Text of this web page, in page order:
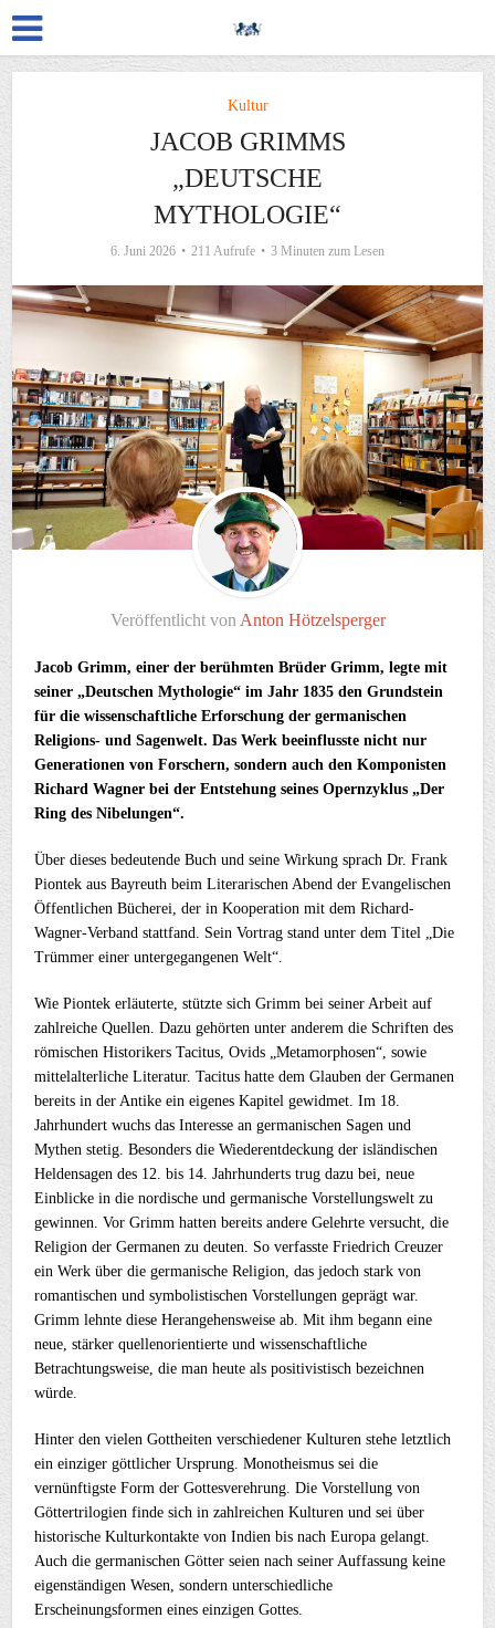
Kultur
JACOB GRIMMS
„DEUTSCHE
MYTHOLOGIE“
6. Juni 2026 211 Aufrufe 3 Minuten zum Lesen
Veröffentlicht von Anton Hötzelsperger
Jacob Grimm, einer der berühmten Brüder Grimm, legte mit
seiner „Deutschen Mythologie“ im Jahr 1835 den Grundstein
für die wissenschaftliche Erforschung der germanischen
Religions- und Sagenwelt. Das Werk beeinflusste nicht nur
Generationen von Forschern, sondern auch den Komponisten
Richard Wagner bei der Entstehung seines Opernzyklus „Der
Ring des Nibelungen“.
Über dieses bedeutende Buch und seine Wirkung sprach Dr. Frank
Piontek aus Bayreuth beim Literarischen Abend der Evangelischen
Öffentlichen Bücherei, der in Kooperation mit dem Richard-
Wagner-Verband stattfand. Sein Vortrag stand unter dem Titel „Die
Trümmer einer untergegangenen Welt“.
Wie Piontek erläuterte, stützte sich Grimm bei seiner Arbeit auf
zahlreiche Quellen. Dazu gehörten unter anderem die Schriften des
römischen Historikers Tacitus, Ovids „Metamorphosen“, sowie
mittelalterliche Literatur. Tacitus hatte dem Glauben der Germanen
bereits in der Antike ein eigenes Kapitel gewidmet. Im 18.
Jahrhundert wuchs das Interesse an germanischen Sagen und
Mythen stetig. Besonders die Wiederentdeckung der isländischen
Heldensagen des 12. bis 14. Jahrhunderts trug dazu bei, neue
Einblicke in die nordische und germanische Vorstellungswelt zu
gewinnen. Vor Grimm hatten bereits andere Gelehrte versucht, die
Religion der Germanen zu deuten. So verfasste Friedrich Creuzer
ein Werk über die germanische Religion, das jedoch stark von
romantischen und symbolistischen Vorstellungen geprägt war.
Grimm lehnte diese Herangehensweise ab. Mit ihm begann eine
neue, stärker quellenorientierte und wissenschaftliche
Betrachtungsweise, die man heute als positivistisch bezeichnen
würde.
Hinter den vielen Gottheiten verschiedener Kulturen stehe letztlich
ein einziger göttlicher Ursprung. Monotheismus sei die
vernünftigste Form der Gottesverehrung. Die Vorstellung von
Göttertrilogien finde sich in zahlreichen Kulturen und sei über
historische Kulturkontakte von Indien bis nach Europa gelangt.
Auch die germanischen Götter seien nach seiner Auffassung keine
eigenständigen Wesen, sondern unterschiedliche
Erscheinungsformen eines einzigen Gottes.